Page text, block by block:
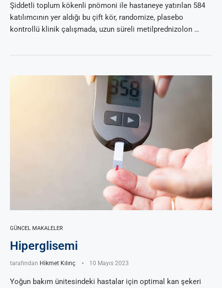
Şiddetli toplum kökenli pnömoni ile hastaneye yatırılan 584
katılımcının yer aldığı bu çift kör, randomize, plasebo
kontrollü klinik çalışmada, uzun süreli metilprednizolon …
GÜNCEL MAKALELER
Hiperglisemi
tarafından Hikmet Kılınç 10 Mayıs 2023
Yoğun bakım ünitesindeki hastalar için optimal kan şekeri